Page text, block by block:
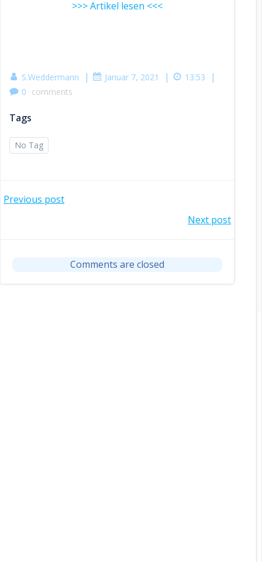
>>> Artikel lesen <<<
S.Weddermann | Januar 7, 2021 | 13:53 |
0 comments
Tags
No Tag
Post
Previous post
navigation
Next post
Comments are closed